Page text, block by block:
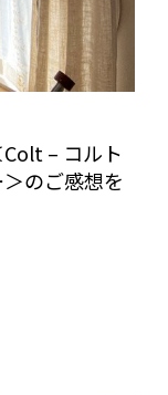
– コルト
のご感想を